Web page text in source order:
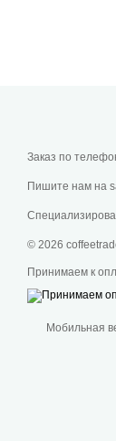
Заказ по
Пишите нам на
© 2026
Принимаем к
Мобильная